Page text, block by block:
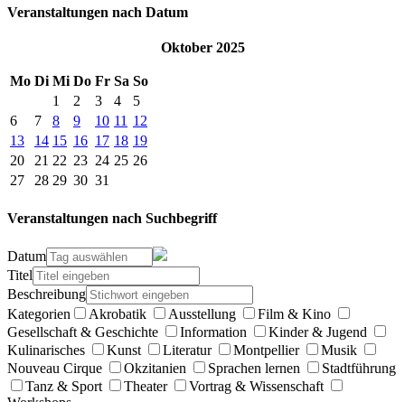
Veranstaltungen nach Datum
Oktober 2025
Mo Di Mi Do Fr Sa So
1
2 3 4
5
6
7 8 9 10 11 12
13
14 15 16 17 18 19
20
21 22 23 24 25 26
27
28 29 30 31
Veranstaltungen nach Suchbegriff
Datum
Titel
Beschreibung
Kategorien
Akrobatik Ausstellung
Film & Kino
Gesellschaft & Geschichte
Information
Kinder & Jugend
Kulinarisches
Kunst Literatur Montpellier
Musik
Nouveau Cirque
Okzitanien Sprachen lernen
Stadtführung
Tanz & Sport
Theater
Vortrag & Wissenschaft